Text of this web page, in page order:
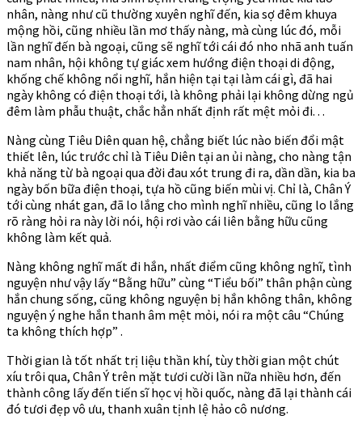
nhân, nàng như cũ thường xuyên nghĩ đến, kia sợ đêm khuya
mộng hồi, cũng nhiều lần mơ thấy nàng, mà cùng lúc đó, mỗi
lần nghĩ đến bà ngoại, cũng sẽ nghĩ tới cái đó nho nhã anh tuấn
nam nhân, hội không tự giác xem hướng điện thoại di động,
khống chế không nổi nghĩ, hắn hiện tại tại làm cái gì, đã hai
ngày không có điện thoại tới, là không phải lại không dừng ngủ
đêm làm phẫu thuật, chắc hẳn nhất định rất mệt mỏi đi. . .
Nàng cùng Tiêu Diên quan hệ, chẳng biết lúc nào biến đổi mật
thiết lên, lúc trước chỉ là Tiêu Diên tại an ủi nàng, cho nàng tận
khả năng từ bà ngoại qua đời đau xót trung đi ra, dần dần, kia ba
ngày bốn bữa điện thoại, tựa hồ cũng biến mùi vị. Chỉ là, Chân Ý
tới cùng nhát gan, đã lo lắng cho mình nghĩ nhiều, cũng lo lắng
rõ ràng hỏi ra này lời nói, hội rơi vào cái liên bằng hữu cũng
không làm kết quả.
Nàng không nghĩ mất đi hắn, nhất điểm cũng không nghĩ, tình
nguyện như vậy lấy “Bằng hữu” cùng “Tiểu bối” thân phận cùng
hắn chung sống, cũng không nguyện bị hắn không thân, không
nguyện ý nghe hắn thanh âm mệt mỏi, nói ra một câu “Chúng
ta không thích hợp” .
Thời gian là tốt nhất trị liệu thần khí, tùy thời gian một chút
xíu trôi qua, Chân Ý trên mặt tươi cười lần nữa nhiều hơn, đến
thành công lấy đến tiến sĩ học vị hồi quốc, nàng đã lại thành cái
đó tươi đẹp vô ưu, thanh xuân tịnh lệ hảo cô nương.